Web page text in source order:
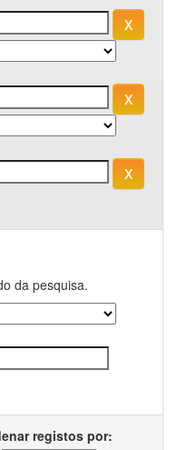
da pesquisa.
registos por: